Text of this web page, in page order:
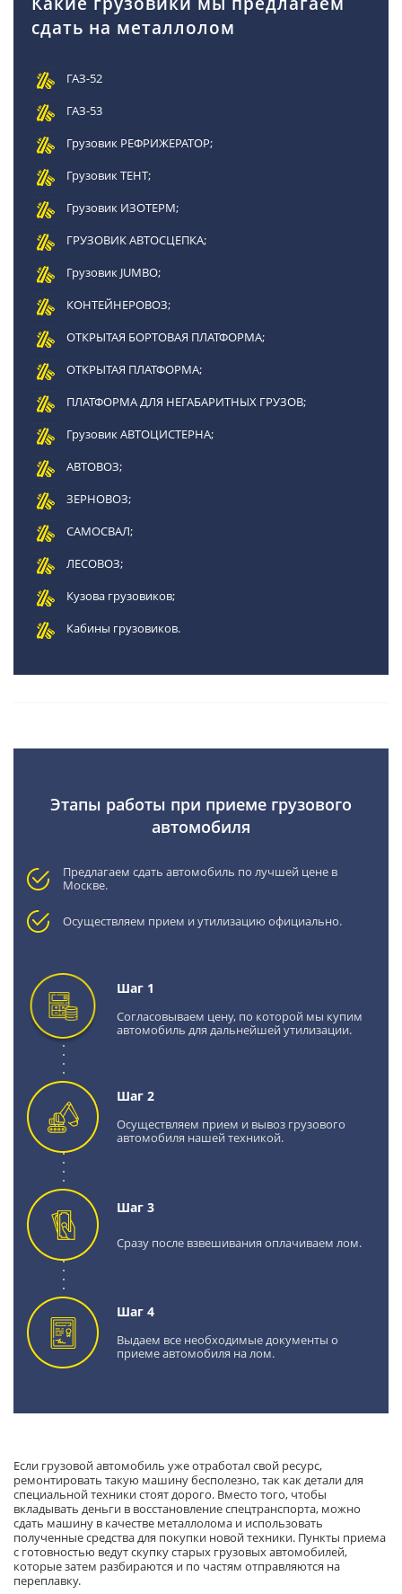
сдать на металлолом
ГАЗ-52
ГАЗ-53
Грузовик РЕФРИЖЕРАТОР;
Грузовик ТЕНТ;
Грузовик ИЗОТЕРМ;
ГРУЗОВИК АВТОСЦЕПКА;
Грузовик JUMBO;
КОНТЕЙНЕРОВОЗ;
ОТКРЫТАЯ БОРТОВАЯ ПЛАТФОРМА;
ОТКРЫТАЯ ПЛАТФОРМА;
ПЛАТФОРМА ДЛЯ НЕГАБАРИТНЫХ ГРУЗОВ;
Грузовик АВТОЦИСТЕРНА;
АВТОВОЗ;
ЗЕРНОВОЗ;
САМОСВАЛ;
ЛЕСОВОЗ;
Кузова грузовиков;
Кабины грузовиков.
Этапы работы при приеме грузового
автомобиля
Предлагаем сдать автомобиль по лучшей цене в
Москве.
Осуществляем прием и утилизацию официально.
Шаг 1
Согласовываем цену, по которой мы купим
автомобиль для дальнейшей утилизации.
Шаг 2
Осуществляем прием и вывоз грузового
автомобиля нашей техникой.
Шаг 3
Сразу после взвешивания оплачиваем лом.
Шаг 4
Выдаем все необходимые документы о
приеме автомобиля на лом.
Если грузовой автомобиль уже отработал свой ресурс,
ремонтировать такую машину бесполезно, так как детали для
специальной техники стоят дорого. Вместо того, чтобы
вкладывать деньги в восстановление спецтранспорта, можно
сдать машину в качестве металлолома и использовать
полученные средства для покупки новой техники. Пункты приема
с готовностью ведут скупку старых грузовых автомобилей,
которые затем разбираются и по частям отправляются на
переплавку.